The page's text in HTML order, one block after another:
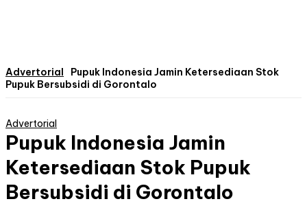
Advertorial
Pupuk Indonesia Jamin Ketersediaan Stok
Pupuk Bersubsidi di Gorontalo
Advertorial
Pupuk Indonesia Jamin
Ketersediaan Stok Pupuk
Bersubsidi di Gorontalo